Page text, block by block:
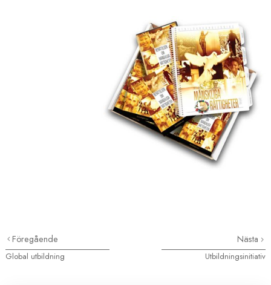
Föregående
Global utbildning
Nästa
Utbildningsinitiativ